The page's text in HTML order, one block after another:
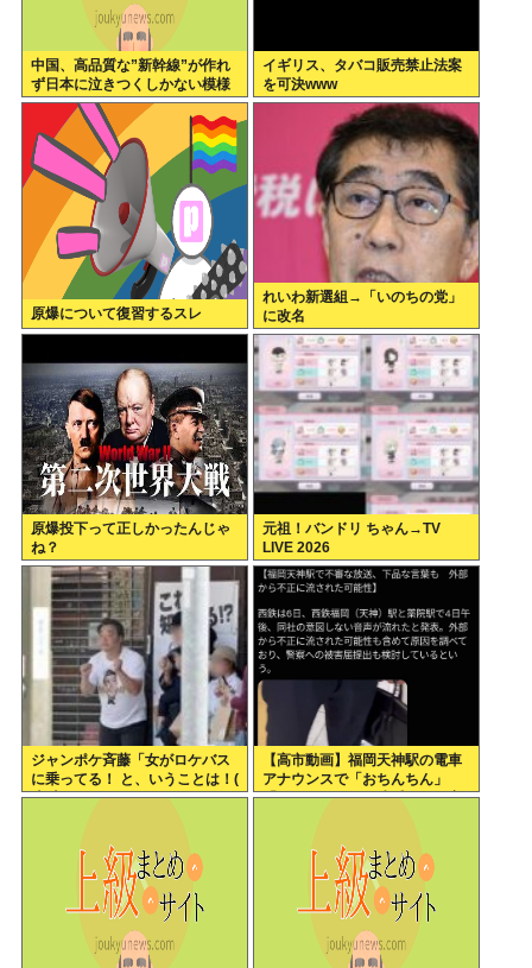
中国、高品質な”新幹線”が作れ
ず日本に泣きつくしかない模様
www
イギリス、タバコ販売禁止法案
を可決www
原爆について復習するスレ
れいわ新選組→「いのちの党」
に改名
原爆投下って正しかったんじゃ
ね？
元祖！バンドリ ちゃん→TV
LIVE 2026
ジャンポケ斉藤「女がロケバス
に乗ってる！ と、いうことは！(
*ﾟ∀ﾟ)=3ムッハー」 ボロン。
【高市動画】福岡天神駅の電車
アナウンスで「おちんちん」
「ちんぽ」などと連呼する不審